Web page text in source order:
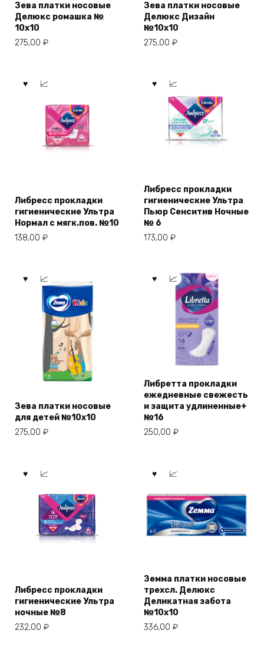
Зева платки носовые
Делюкс ромашка №
10х10
275,00 ₽
Зева платки носовые
Делюкс Дизайн
№10х10
275,00 ₽
Либресс прокладки
гигиенические Ультра
Нормал с мягк.пов. №10
138,00 ₽
Либресс прокладки
гигиенические Ультра
Пьюр Сенситив Ночные
№ 6
173,00 ₽
Зева платки носовые
для детей №10х10
275,00 ₽
Либретта прокладки
ежедневные свежесть
и защита удлиненные+
№16
250,00 ₽
Либресс прокладки
гигиенические Ультра
ночные №8
232,00 ₽
Земма платки носовые
трехсл. Делюкс
Деликатная забота
№10х10
336,00 ₽